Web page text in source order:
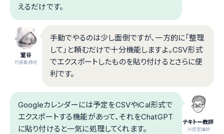
えるだけです。
室谷
代表取締役
手動でやるのは少し面倒ですが、一方的に「整理
して」と頼むだけで十分機能しますよ。CSV形式
でエクスポートしたものを貼り付けるとさらに便
利です。
テキトー教師
.AI認定講師
Googleカレンダーには予定をCSVやiCal形式で
エクスポートする機能があって、それをChatGPT
に貼り付けると一気に処理してくれます。